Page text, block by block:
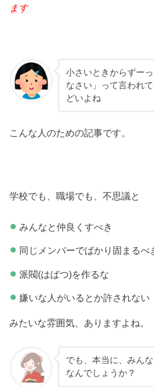
ます
小さいときからずー
なさい」って言われ
どいよね
こんな人のための記事です。
学校でも、職場でも、不思議と
みんなと仲良くすべき
同じメンバーでばかり固まるべ
派閥(はばつ)を作るな
嫌いな人がいるとか許されない
みたいな雰囲気、ありますよね。
でも、本当に、みん
なんでしょうか？